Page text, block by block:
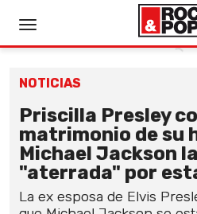
NOTICIAS
Priscilla Presley
matrimonio de su
Michael Jackson
"aterrada" por
La ex esposa de Elvis